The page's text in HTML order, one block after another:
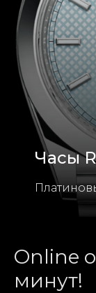
Часы
Online
минут!